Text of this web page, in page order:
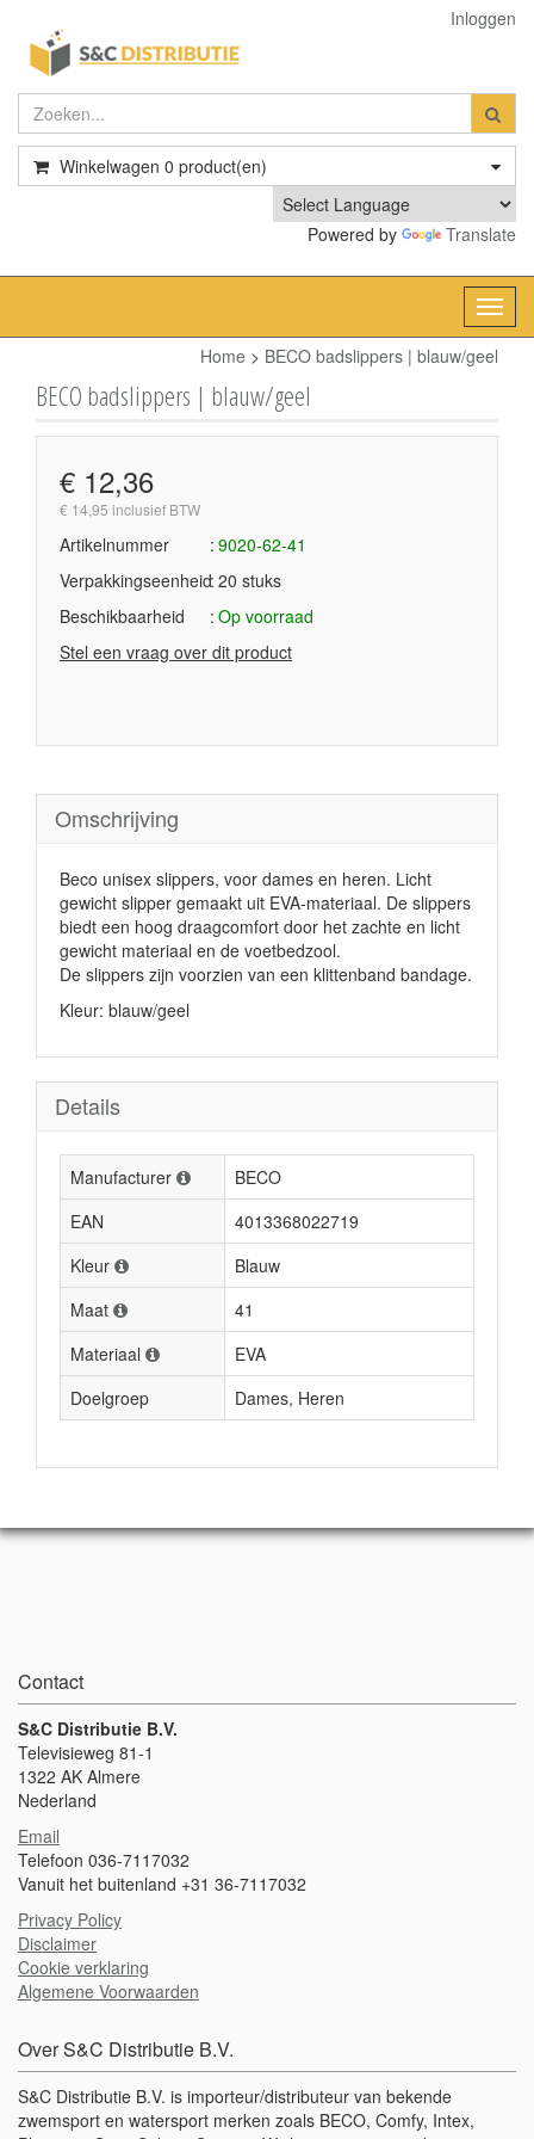
Inloggen
Winkelwagen 0 product(en)
Powered by Translate
Home > BECO badslippers | blauw/geel
BECO badslippers | blauw/geel
€ 12,36
€ 14,95 inclusief BTW
Artikelnummer
9020-62-41
Verpakkingseenheid 20 stuks
Beschikbaarheid
Op voorraad
Stel een vraag over dit product
Omschrijving
Beco unisex slippers, voor dames en heren. Licht
gewicht slipper gemaakt uit EVA-materiaal. De slippers
biedt een hoog draagcomfort door het zachte en licht
gewicht materiaal en de voetbedzool.
De slippers zijn voorzien van een klittenband bandage.
Kleur: blauw/geel
Details
Manufacturer
BECO
EAN
4013368022719
Kleur
Blauw
Maat
41
Materiaal
EVA
Doelgroep
Dames, Heren
Contact
S&C Distributie B.V.
Televisieweg 81-1
1322 AK Almere
Nederland
Email
Telefoon 036-7117032
Vanuit het buitenland +31 36-7117032
Privacy Policy
Disclaimer
Cookie verklaring
Algemene Voorwaarden
Over S&C Distributie B.V.
S&C Distributie B.V. is importeur/distributeur van bekende
zwemsport en watersport merken zoals BECO, Comfy, Intex,